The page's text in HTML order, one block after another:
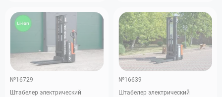
№16729
Штабелер электрический
№16639
Штабелер электрический